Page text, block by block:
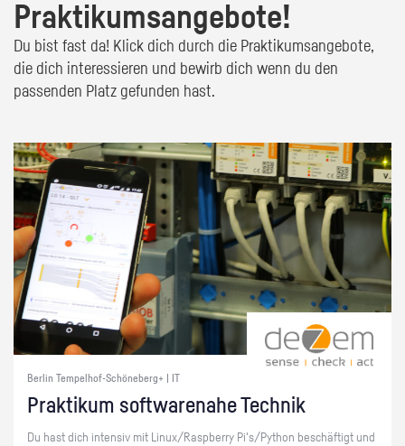
Praktikumsangebote!
Du bist fast da! Klick dich durch die Praktikumsangebote,
die dich interessieren und bewirb dich wenn du den
passenden Platz gefunden hast.
Berlin Tempelhof-Schöneberg+ | IT
Prak­ti­kum soft­ware­na­he Tech­nik
Du hast dich in­ten­siv mit Linux/Raspber­ry Pi's/Py­thon be­schäf­tigt und